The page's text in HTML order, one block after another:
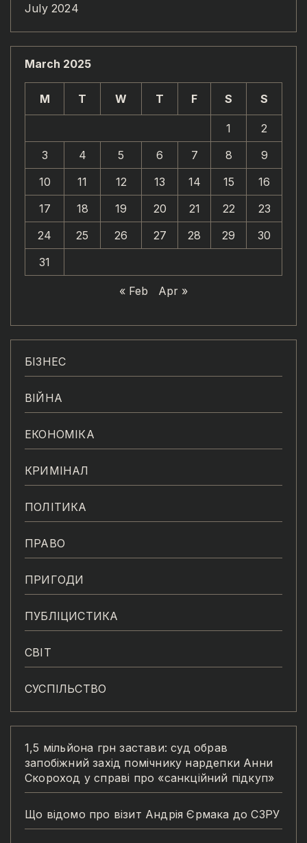
July 2024
March 2025
M T W T F S S
1
2
3
4 5 6 7 8
9
10
11 12 13 14 15
16
17
18 19 20 21 22
23
24
25 26 27 28 29
30
31
« Feb Apr »
БІЗНЕС
ВІЙНА
ЕКОНОМІКА
КРИМІНАЛ
ПОЛІТИКА
ПРАВО
ПРИГОДИ
ПУБЛІЦИСТИКА
СВІТ
СУСПІЛЬСТВО
1,5 мільйона грн застави: суд обрав
запобіжний захід помічнику нардепки Анни
Скороход у справі про «санкційний підкуп»
Що відомо про візит Андрія Єрмака до СЗРУ